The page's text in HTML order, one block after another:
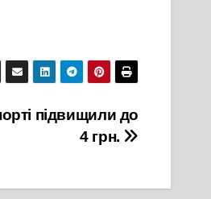
підвищили до
4 грн.